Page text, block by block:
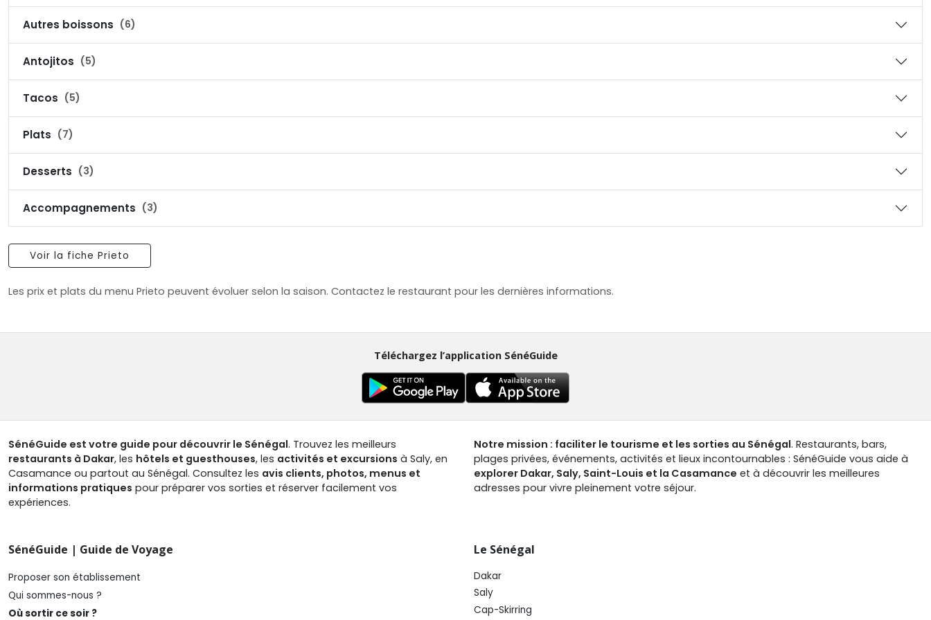
Autres boissons (6)
Antojitos (5)
Tacos (5)
Plats (7)
Desserts (3)
Accompagnements (3)
Voir la fiche Prieto
Les prix et plats du menu Prieto peuvent évoluer selon la saison. Contactez le restaurant pour les dernières informations.
Téléchargez l’application SénéGuide
SénéGuide est votre guide pour découvrir le Sénégal. Trouvez les meilleurs
restaurants à Dakar, les hôtels et guesthouses, les activités et excursions à Saly, en
Casamance ou partout au Sénégal. Consultez les avis clients, photos, menus et
informations pratiques pour préparer vos sorties et réserver facilement vos
expériences.
Notre mission : faciliter le tourisme et les sorties au Sénégal. Restaurants, bars,
plages privées, événements, activités et lieux incontournables : SénéGuide vous aide à
explorer Dakar, Saly, Saint-Louis et la Casamance et à découvrir les meilleures
adresses pour vivre pleinement votre séjour.
SénéGuide | Guide de Voyage
Proposer son établissement
Qui sommes-nous ?
Où sortir ce soir ?
Le Sénégal
Dakar
Saly
Cap-Skirring